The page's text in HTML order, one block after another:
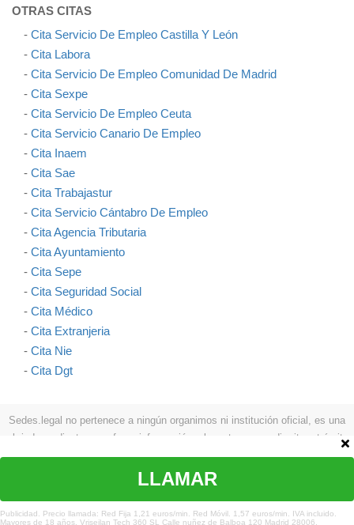
OTRAS CITAS
- Cita Servicio De Empleo Castilla Y León
- Cita Labora
- Cita Servicio De Empleo Comunidad De Madrid
- Cita Sexpe
- Cita Servicio De Empleo Ceuta
- Cita Servicio Canario De Empleo
- Cita Inaem
- Cita Sae
- Cita Trabajastur
- Cita Servicio Cántabro De Empleo
- Cita Agencia Tributaria
- Cita Ayuntamiento
- Cita Sepe
- Cita Seguridad Social
- Cita Médico
- Cita Extranjeria
- Cita Nie
- Cita Dgt
Sedes.legal no pertenece a ningún organimos ni institución oficial, es una
web independiente que ofrece información relevante para pedir cita y trámites
como: procesos a seguir, teléfonos, formas de contactar, etc.
Política de privacidad | Política de cookies
LLAMAR
Publicidad. Precio llamada: Red Fija 1,21 euros/min. Red Móvil. 1,57 euros/min. IVA incluido.
Mayores de 18 años. Vriseilan Tech 360 SL Calle nuñez de Balboa 120 Madrid 28006.